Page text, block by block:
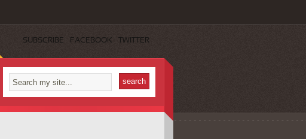
SUBSCRIBE FACEBOOK TWITTER